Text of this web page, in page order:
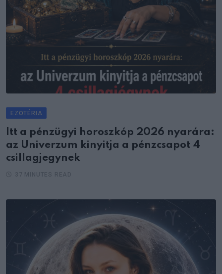
EZOTÉRIA
Itt a pénzügyi horoszkóp 2026 nyarára:
az Univerzum kinyitja a pénzcsapot 4
csillagjegynek